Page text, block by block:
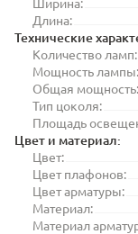
Длина:
Технические
Количество ламп:
Мощность лампы:
Общая мощность:
Тип цоколя:
Площадь
Цвет и материал:
Цвет:
Цвет плафонов:
Цвет арматуры:
Материал:
Материал